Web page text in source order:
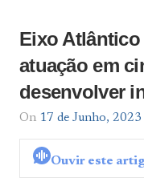
Eixo
atuação em
desenvolver
On 17 de Junho, 2023
Ouvir este